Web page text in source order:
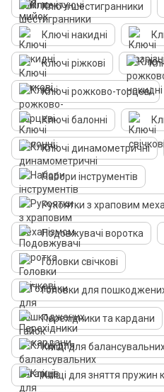
Ключі шестигранники
Ключі накидні
Ключі ріжкові
Ключі рожково-торцеві
Ключі балонні
Ключі динамометричні
Набори інструментів
Рукоятки з храповим
Подовжувачі воротка
Головки свічкові
Головки для
Перехідники та кардани
Кліщі для
Кліщі для зняття пружин